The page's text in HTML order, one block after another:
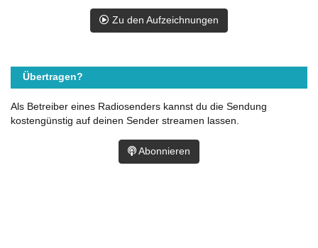
Zu den Aufzeichnungen
Übertragen?
Als Betreiber eines Radiosenders kannst du die Sendung
kostengünstig auf deinen Sender streamen lassen.
Abonnieren